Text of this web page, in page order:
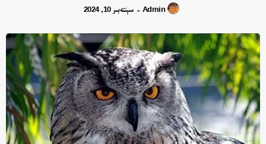
Admin
- سېنتەبىر 10, 2024